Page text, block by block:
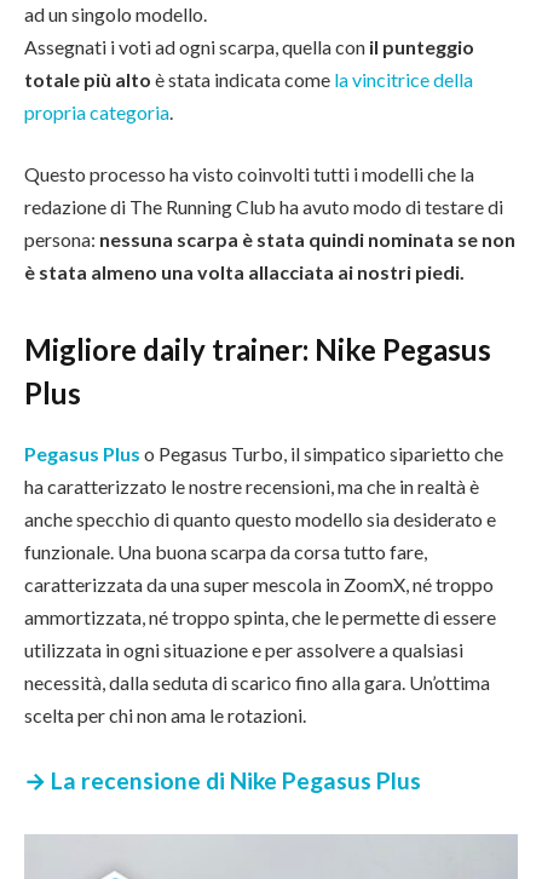
ad un singolo modello.
Assegnati i voti ad ogni scarpa, quella con il punteggio
totale più alto è stata indicata come la vincitrice della
propria categoria
Questo processo ha visto coinvolti tutti i modelli che la
redazione di The Running Club ha avuto modo di testare di
persona: nessuna scarpa è stata quindi nominata se non
è stata almeno una volta allacciata ai nostri piedi.
Migliore daily trainer: Nike Pegasus
Plus
Pegasus Plus o Pegasus Turbo, il simpatico siparietto che
ha caratterizzato le nostre recensioni, ma che in realtà è
anche specchio di quanto questo modello sia desiderato e
funzionale. Una buona scarpa da corsa tutto fare,
caratterizzata da una super mescola in ZoomX, né troppo
ammortizzata, né troppo spinta, che le permette di essere
utilizzata in ogni situazione e per assolvere a qualsiasi
necessità, dalla seduta di scarico fino alla gara. Un’ottima
scelta per chi non ama le rotazioni.
→ La recensione di Nike Pegasus Plus